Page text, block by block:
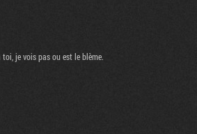
je vois pas ou est le blème.